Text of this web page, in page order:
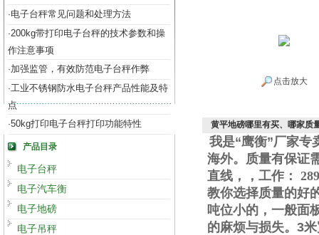
·电子台秤常见问题和处理方法
·200kg带打印电子台秤的技术参数和操
作注意事项
·加强监管，有效防范电子台秤作弊
·工业不锈钢防水电子台秤产品性能及特
点
·50kg打印电子台秤打印功能特性
产品目录
电子台秤
电子汽车衡
电子地磅
电子吊秤
点击放大
黄平地磅哪里有买、哪家质
我是“鹰衡”厂家专
海外。质量有保证
直线 ， ，工作 ：
教你选择质量的好
吨位小的，一般面
的麻烦与损失。 3